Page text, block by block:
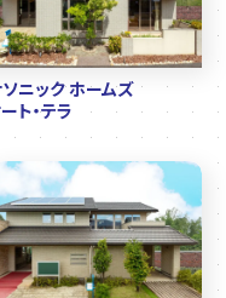
ニック ホームズ
ト・テラ